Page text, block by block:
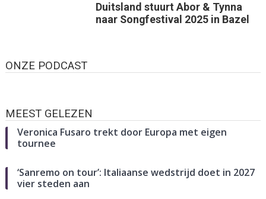
Duitsland stuurt Abor & Tynna
naar Songfestival 2025 in Bazel
ONZE PODCAST
MEEST GELEZEN
Veronica Fusaro trekt door Europa met eigen
tournee
‘Sanremo on tour’: Italiaanse wedstrijd doet in 2027
vier steden aan